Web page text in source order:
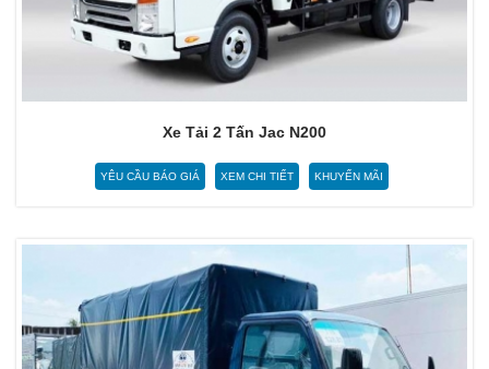
Xe Tải 2 Tấn Jac N200
YÊU CẦU BÁO GIÁ XEM CHI TIẾT KHUYẾN MÃI